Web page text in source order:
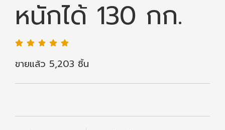
หนักได้ 130 กก.
ขายแล้ว 5,203 ชิ้น